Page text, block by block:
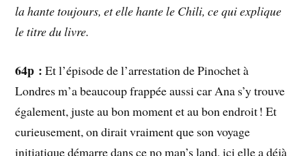
la hante toujours, et elle hante le Chili, ce qui explique
le titre du livre.
64p : Et l’épisode de l’arrestation de Pinochet à
Londres m’a beaucoup frappée aussi car Ana s’y trouve
également, juste au bon moment et au bon endroit ! Et
curieusement, on dirait vraiment que son voyage
initiatique démarre dans ce no man’s land, ici elle a déjà